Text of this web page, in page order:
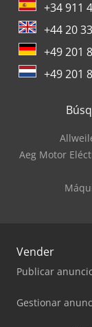
+34 911
+44 20
+49 201
+49 201
Aeg Motor
Vender
Publicar
Gestionar